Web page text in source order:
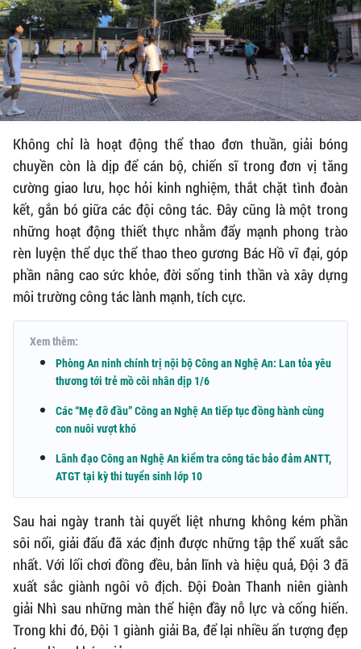
Không chỉ là hoạt động thể thao đơn thuần, giải bóng
chuyền còn là dịp để cán bộ, chiến sĩ trong đơn vị tăng
cường giao lưu, học hỏi kinh nghiệm, thắt chặt tình đoàn
kết, gắn bó giữa các đội công tác. Đây cũng là một trong
những hoạt động thiết thực nhằm đẩy mạnh phong trào
rèn luyện thể dục thể thao theo gương Bác Hồ vĩ đại, góp
phần nâng cao sức khỏe, đời sống tinh thần và xây dựng
môi trường công tác lành mạnh, tích cực.
Xem thêm:
Phòng An ninh chính trị nội bộ Công an Nghệ An: Lan tỏa yêu
thương tới trẻ mồ côi nhân dịp 1/6
Các “Mẹ đỡ đầu” Công an Nghệ An tiếp tục đồng hành cùng
con nuôi vượt khó
Lãnh đạo Công an Nghệ An kiểm tra công tác bảo đảm ANTT,
ATGT tại kỳ thi tuyển sinh lớp 10
Sau hai ngày tranh tài quyết liệt nhưng không kém phần
sôi nổi, giải đấu đã xác định được những tập thể xuất sắc
nhất. Với lối chơi đồng đều, bản lĩnh và hiệu quả, Đội 3 đã
xuất sắc giành ngôi vô địch. Đội Đoàn Thanh niên giành
giải Nhì sau những màn thể hiện đầy nỗ lực và cống hiến.
Trong khi đó, Đội 1 giành giải Ba, để lại nhiều ấn tượng đẹp